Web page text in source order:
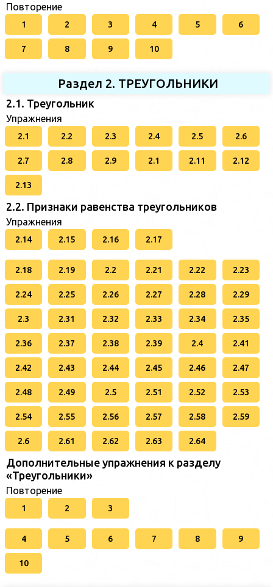
Повторение
1 2 3 4 5 6
7 8 9 10
Раздел 2. ТРЕУГОЛЬНИКИ
2.1. Треугольник
Упражнения
2.1 2.2 2.3 2.4 2.5 2.6
2.7 2.8 2.9 2.1 2.11 2.12
2.13
2.2. Признаки равенства треугольников
Упражнения
2.14 2.15 2.16 2.17
2.18 2.19 2.2 2.21 2.22 2.23
2.24 2.25 2.26 2.27 2.28 2.29
2.3 2.31 2.32 2.33 2.34 2.35
2.36 2.37 2.38 2.39 2.4 2.41
2.42 2.43 2.44 2.45 2.46 2.47
2.48 2.49 2.5 2.51 2.52 2.53
2.54 2.55 2.56 2.57 2.58 2.59
2.6 2.61 2.62 2.63 2.64
Дополнительные упражнения к разделу
«Треугольники»
Повторение
1 2 3
4 5 6 7 8 9
10